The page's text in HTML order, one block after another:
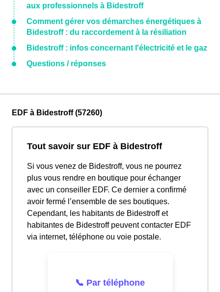
aux professionnels à Bidestroff
Comment gérer vos démarches énergétiques à
Bidestroff : du raccordement à la résiliation
Bidestroff : infos concernant l'électricité et le gaz
Questions / réponses
EDF à Bidestroff (57260)
Tout savoir sur EDF à Bidestroff
Si vous venez de Bidestroff, vous ne pourrez
plus vous rendre en boutique pour échanger
avec un conseiller EDF. Ce dernier a confirmé
avoir fermé l’ensemble de ses boutiques.
Cependant, les habitants de Bidestroff et
habitantes de Bidestroff peuvent contacter EDF
via internet, téléphone ou voie postale.
📞 Par téléphone